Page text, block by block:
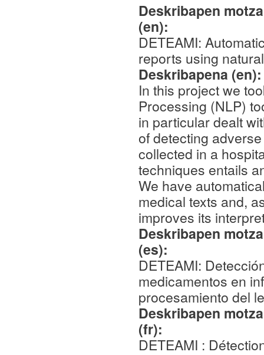
Deskribapen
(en):
DETEAMI:
reports using
Deskribapena
In this project we
Processing (NLP)
in particular dealt
of detecting
collected in a
techniques entails
We have
medical texts and,
improves its
Deskribapen
(es):
DETEAMI:
medicamentos en
procesamiento del
Deskribapen
(fr):
DETEAMI :